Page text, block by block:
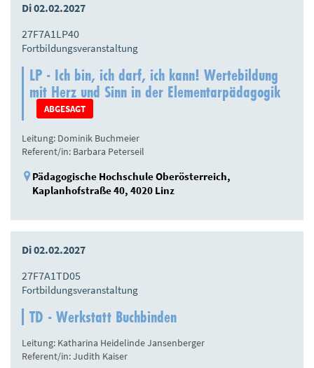
Di 02.02.2027
27F7A1LP40
Fortbildungsveranstaltung
LP - Ich bin, ich darf, ich kann! Wertebildung
mit Herz und Sinn in der Elementarpädagogik
ABGESAGT
Leitung: Dominik Buchmeier
Referent/in: Barbara Peterseil
Pädagogische Hochschule Oberösterreich,
Kaplanhofstraße 40, 4020 Linz
Di 02.02.2027
27F7A1TD05
Fortbildungsveranstaltung
TD - Werkstatt Buchbinden
Leitung: Katharina Heidelinde Jansenberger
Referent/in: Judith Kaiser